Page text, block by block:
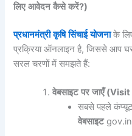
लिए आवेदन कैसे करें?)
प्रधानमंत्री कृषि सिंचाई योजनाके
प्रक्रिया ऑनलाइन है, जिससे आप
सरल चरणों में समझते हैं:
वेबसाइट पर जाएँ(Visit
सबसे पहले
वेबसाइटgov.in